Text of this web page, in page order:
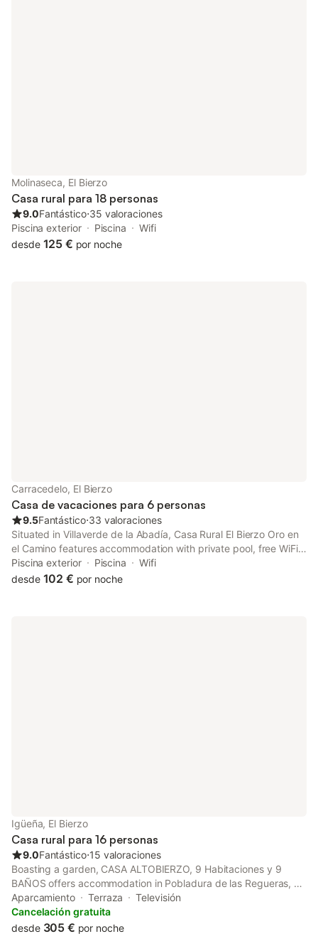
belleza natural que rodea la propiedad. La proximidad al monte
permite a los huéspedes disfrutar de caminatas y exploraciones
sin fin, mientra
Molinaseca, El Bierzo
Casa rural para 18 personas
9.0Fantástico⋅35 valoraciones
Piscina exterior
Piscina
Wifi
desde 125 € por noche
Carracedelo, El Bierzo
Casa de vacaciones para 6 personas
9.5Fantástico⋅33 valoraciones
Situated in Villaverde de la Abadía, Casa Rural El Bierzo Oro en
el Camino features accommodation with private pool, free WiFi
and free private parking for guests who drive. The air-
conditioned accommodation is 17 km from Las Médulas Roman
Piscina exterior Piscina
Wifi
desde 102 € por noche
Igüeña, El Bierzo
Casa rural para 16 personas
9.0Fantástico⋅15 valoraciones
Boasting a garden, CASA ALTOBIERZO, 9 Habitaciones y 9
BAÑOS offers accommodation in Pobladura de las Regueras, 42
km from Ponferrada Castle and 44 km from Palacio Episcopal
de Astorga.
Aparcamiento Terraza
Televisión
Cancelación gratuita
desde 305 € por noche